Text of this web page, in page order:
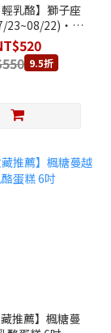
輕乳酪】獅子座
23~08/22)‧生
酪蛋糕 (天使親
糕+獅子座專屬
福賀圖)9.5折
藏推薦】楓糖蔓